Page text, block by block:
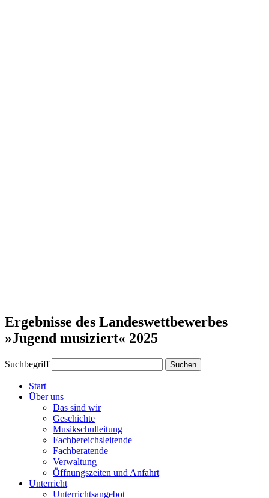
Ergebnisse des Landeswettbewerbes
»Jugend musiziert« 2025
Suchbegriff Suchen
Start
Über uns
Das sind wir
Geschichte
Musikschulleitung
Fachbereichsleitende
Fachberatende
Verwaltung
Öffnungszeiten und Anfahrt
Unterricht
Unterrichtsangebot